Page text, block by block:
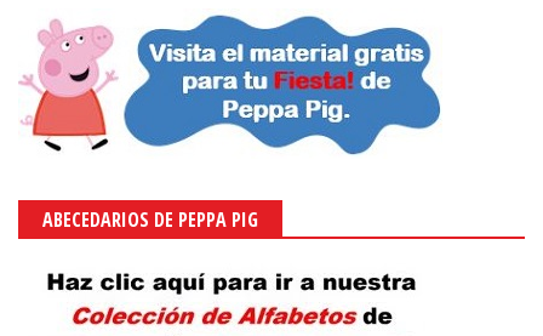
ABECEDARIOS DE PEPPA PIG